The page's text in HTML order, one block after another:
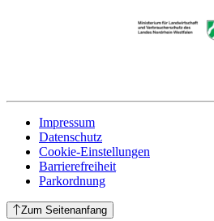
Impressum
Datenschutz
Cookie-Einstellungen
Barrierefreiheit
Parkordnung
Zum Seitenanfang